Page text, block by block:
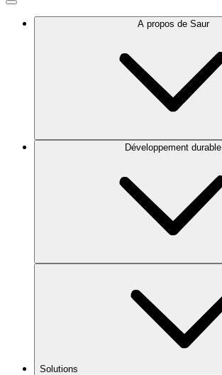
A propos de Saur
Développement durable
Solutions